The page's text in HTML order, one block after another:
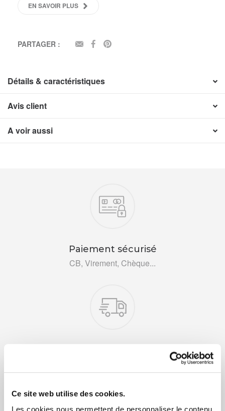
Ce site web utilise des cookies.
EN SAVOIR PLUS
PARTAGER : EMAILFACEBOOK
Détails & caractéristiques
Avis client
A voir aussi
Paiement sécurisé
CB, Virement, Chèque...